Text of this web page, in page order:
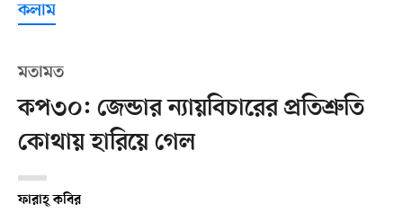
কলাম
মতামত
কপ৩০: জেন্ডার ন্যায়বিচারের প্রতিশ্রুতি
কোথায় হারিয়ে গেল
ফারাহ্ কবির